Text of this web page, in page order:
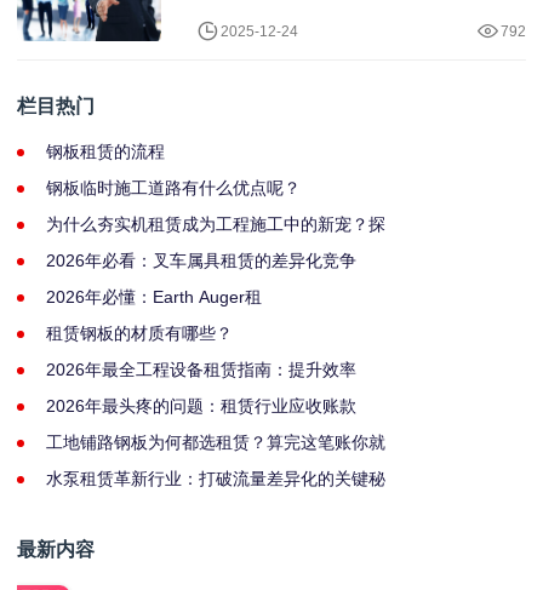
2025-12-24 792
栏目热门
钢板租赁的流程
钢板临时施工道路有什么优点呢？
为什么夯实机租赁成为工程施工中的新宠？探
2026年必看：叉车属具租赁的差异化竞争
2026年必懂：Earth Auger租
租赁钢板的材质有哪些？
2026年最全工程设备租赁指南：提升效率
2026年最头疼的问题：租赁行业应收账款
工地铺路钢板为何都选租赁？算完这笔账你就
水泵租赁革新行业：打破流量差异化的关键秘
最新内容